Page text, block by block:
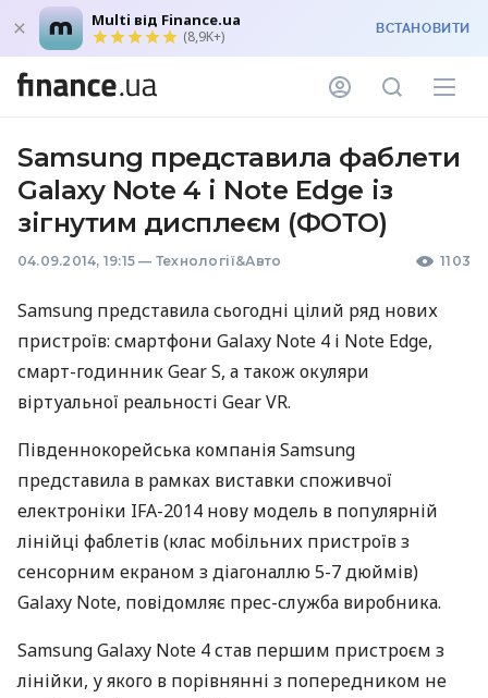
Multi від Finance.ua
(8,9K+) ВСТАНОВИТИ
Samsung представила фаблети
Galaxy Note 4 і Note Edge із
зігнутим дисплеєм (ФОТО)
04.09.2014, 19:15 — Технології&Авто 1103
Samsung представила сьогодні цілий ряд нових
пристроїв: смартфони Galaxy Note 4 і Note Edge,
смарт-годинник Gear S, а також окуляри
віртуальної реальності Gear VR.
Південнокорейська компанія Samsung
представила в рамках виставки споживчої
електроніки IFA-2014 нову модель в популярній
лінійці фаблетів (клас мобільних пристроїв з
сенсорним екраном з діагоналлю 5-7 дюймів)
Galaxy Note, повідомляє прес-служба виробника.
Samsung Galaxy Note 4 став першим пристроєм з
лінійки, у якого в порівнянні з попередником не